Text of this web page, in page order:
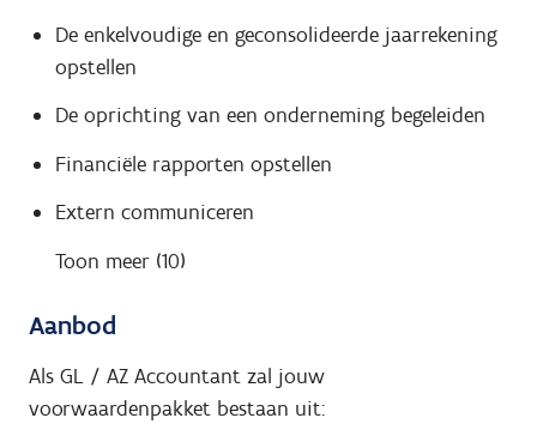
De enkelvoudige en geconsolideerde jaarrekening
opstellen
De oprichting van een onderneming begeleiden
Financiële rapporten opstellen
Extern communiceren
Toon meer (10)
Aanbod
Als GL / AZ Accountant zal jouw
voorwaardenpakket bestaan uit: